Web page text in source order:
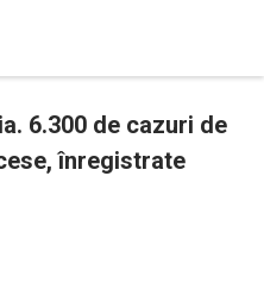
6.300 de cazuri de
înregistrate